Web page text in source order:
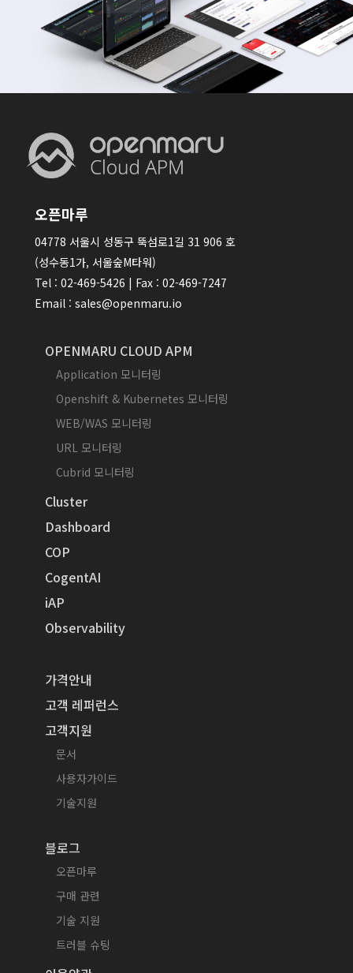
오픈마루
04778 서울시 성동구 뚝섬로1길 31 906 호
(성수동1가, 서울숲M타워)
Tel : 02-469-5426 | Fax : 02-469-7247
Email : sales@openmaru.io
OPENMARU CLOUD APM
Application 모니터링
Openshift & Kubernetes 모니터링
WEB/WAS 모니터링
URL 모니터링
Cubrid 모니터링
Cluster
Dashboard
COP
CogentAI
iAP
Observability
가격안내
고객 레퍼런스
고객지원
문서
사용자가이드
기술지원
블로그
오픈마루
구매 관련
기술 지원
트러블 슈팅